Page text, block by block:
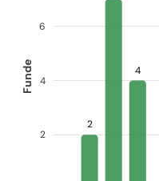
6
4
2
Funde
2
4